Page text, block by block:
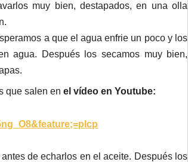
muy bien, destapados, en una olla
a que el agua enfrie un poco y los
agua. Después los secamos muy bien,
que salen enel vídeo en Youtube:
de echarlos en el aceite. Después los